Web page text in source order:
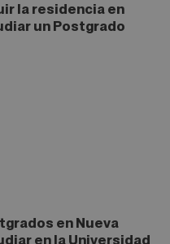
la residencia en
un Postgrado
en Nueva
en la Universidad